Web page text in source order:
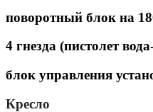
поворотный блок на
4 гнезда (пистолет
блок управления
Кресло